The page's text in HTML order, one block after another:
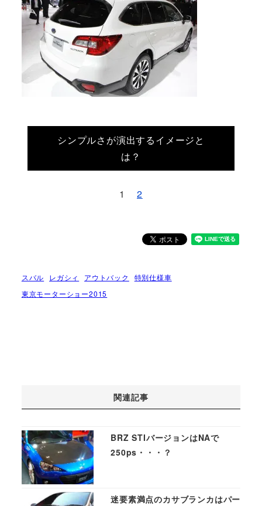
シンプルさが演出するイメージと
は？
1 2
スバル レガシィ アウトバック
特別仕様車
東京モーターショー2015
関連記事
BRZ STIバージョンはNAで
250ps・・・？
迷要素満点のカサブランカはパー